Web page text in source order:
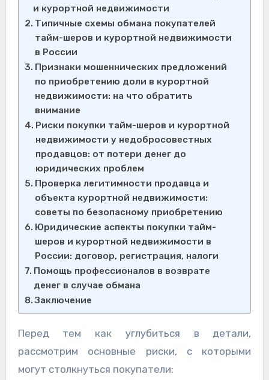
и курортной недвижимости
Типичные схемы обмана покупателей
тайм-шеров и курортной недвижимости
в России
Признаки мошеннических предложений
по приобретению доли в курортной
недвижимости: на что обратить
внимание
Риски покупки тайм-шеров и курортной
недвижимости у недобросовестных
продавцов: от потери денег до
юридических проблем
Проверка легитимности продавца и
объекта курортной недвижимости:
советы по безопасному приобретению
Юридические аспекты покупки тайм-
шеров и курортной недвижимости в
России: договор, регистрация, налоги
Помощь профессионалов в возврате
денег в случае обмана
Заключение
Перед тем как углубиться в детали,
рассмотрим основные риски, с которыми
могут столкнуться покупатели: